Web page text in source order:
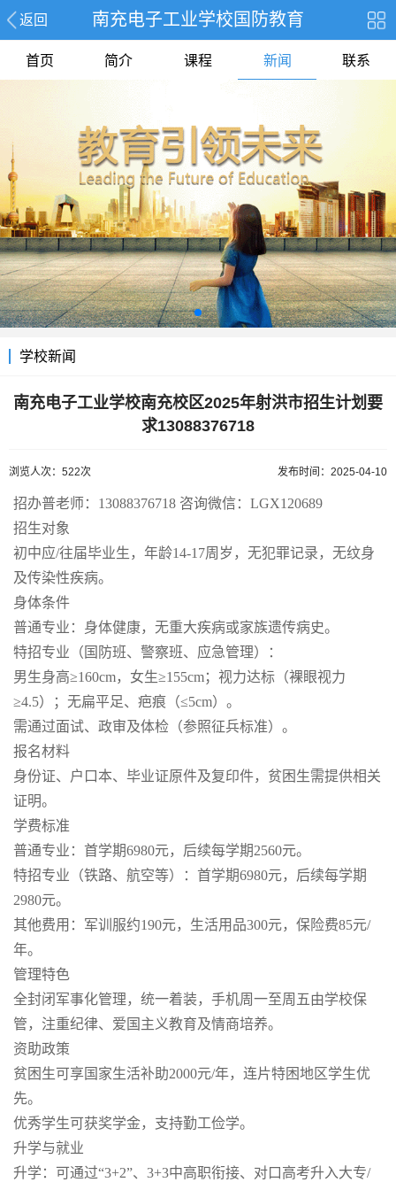
返回 南充电子工业学校国防教育
首页 简介 课程 新闻 联系
学校新闻
南充电子工业学校南充校区2025年射洪市招生计划要
求13088376718
浏览人次：522次 发布时间：2025-04-10
招办普老师：13088376718 咨询微信：LGX120689
招生对象
初中应/往届毕业生，年龄14-17周岁，无犯罪记录，无纹身
及传染性疾病。
身体条件
普通专业：身体健康，无重大疾病或家族遗传病史。
特招专业（国防班、警察班、应急管理）：
男生身高≥160cm，女生≥155cm；视力达标（裸眼视力
≥4.5）；无扁平足、疤痕（≤5cm）。
需通过面试、政审及体检（参照征兵标准）。
报名材料
身份证、户口本、毕业证原件及复印件，贫困生需提供相关
证明。
学费标准
普通专业：首学期6980元，后续每学期2560元。
特招专业（铁路、航空等）：首学期6980元，后续每学期
2980元。
其他费用：军训服约190元，生活用品300元，保险费85元/
年。
管理特色
全封闭军事化管理，统一着装，手机周一至周五由学校保
管，注重纪律、爱国主义教育及情商培养。
资助政策
贫困生可享国家生活补助2000元/年，连片特困地区学生优
先。
优秀学生可获奖学金，支持勤工俭学。
升学与就业
升学：可通过“3+2”、3+3中高职衔接、对口高考升入大专/